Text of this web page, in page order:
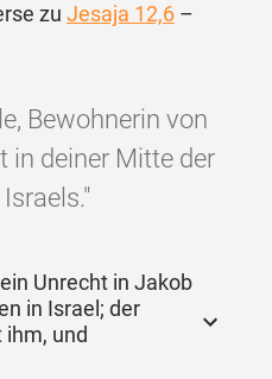
zu Jesaja 12,6 –
Bewohnerin von
in deiner Mitte der
Unrecht in Jakob
in Israel; der
ihm, und